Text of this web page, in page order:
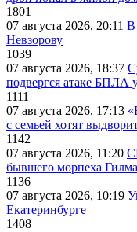
1801
07 августа 2026, 20:11 В
Невзорову
1039
07 августа 2026, 18:37
подвергся атаке БПЛА
1111
07 августа 2026, 17:13
с семьей хотят
1142
07 августа 2026, 11:20
бывшего морпеха
1136
07 августа 2026, 10:19
Екатеринбурге
1408